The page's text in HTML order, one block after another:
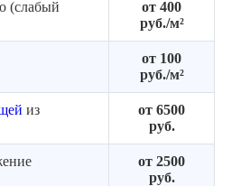
(слабый
от 400
руб./м²
от 100
руб./м²
из
от 6500
руб.
от 2500
руб.